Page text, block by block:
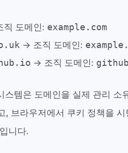
도메인: example.com
→ 조직 도메인:
→ 조직 도메인:
스템은 도메인을 실제 관리
, 브라우저에서 쿠키 정책을
니다.